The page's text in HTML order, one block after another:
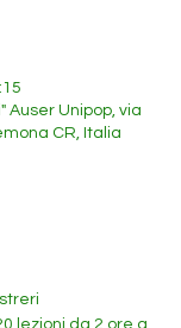
Auser Unipop, via
CR, Italia
lezioni da 2 ore a